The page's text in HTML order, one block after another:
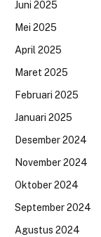
Juni 2025
Mei 2025
April 2025
Maret 2025
Februari 2025
Januari 2025
Desember 2024
November 2024
Oktober 2024
September 2024
Agustus 2024